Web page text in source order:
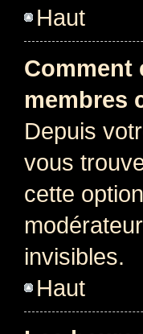
Haut
Comment
membres
Depuis
vous
cette
invisibles.
Haut